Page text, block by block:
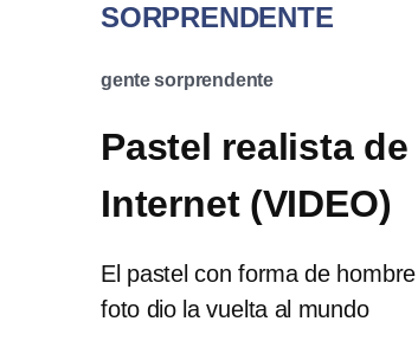
SORPRENDENTE
gente sorprendente
Pastel realista
Internet (VIDEO)
El pastel con forma de
foto dio la vuelta al mundo